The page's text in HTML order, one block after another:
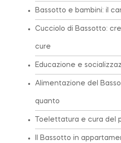
Bassotto e bambini: il
Cucciolo di Bassotto:
cure
Educazione e
Alimentazione del
quanto
Toelettatura e cura del
Il Bassotto in